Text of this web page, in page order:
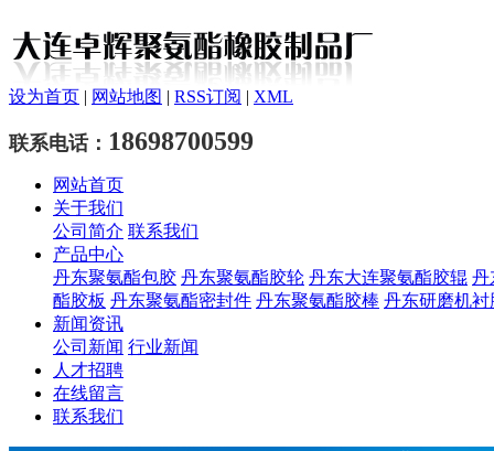
设为首页 | 网站地图 | RSS订阅 | XML
联系电话： 18698700599
网站首页
关于我们
公司简介 联系我们
产品中心
丹东聚氨酯包胶 丹东聚氨酯胶轮 丹东大连聚氨酯胶辊 丹
酯胶板 丹东聚氨酯密封件 丹东聚氨酯胶棒 丹东研磨机衬
新闻资讯
公司新闻 行业新闻
人才招聘
在线留言
联系我们